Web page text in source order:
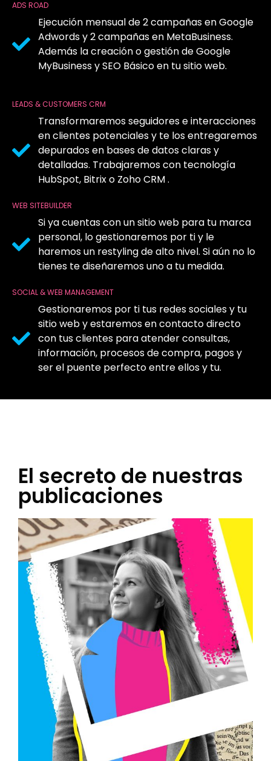
ADS ROAD
Ejecución mensual de 2 campañas en Google
Adwords y 2 campañas en MetaBusiness.
Además la creación o gestión de Google
MyBusiness y SEO Básico en tu sitio web.
LEADS & CUSTOMERS CRM
Transformaremos seguidores e interacciones
en clientes potenciales y te los entregaremos
depurados en bases de datos claras y
detalladas. Trabajaremos con tecnología
HubSpot, Bitrix o Zoho CRM .
WEB SITEBUILDER
Si ya cuentas con un sitio web para tu marca
personal, lo gestionaremos por ti y le
haremos un restyling de alto nivel. Si aún no lo
tienes te diseñaremos uno a tu medida.
SOCIAL & WEB MANAGEMENT
Gestionaremos por ti tus redes sociales y tu
sitio web y estaremos en contacto directo
con tus clientes para atender consultas,
información, procesos de compra, pagos y
ser el puente perfecto entre ellos y tu.
El secreto de nuestras
publicaciones